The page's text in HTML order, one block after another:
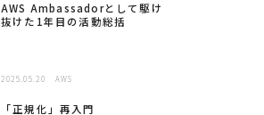
AWS Ambassadorとして駆け
抜けた1年目の活動総括
2025.05.20 AWS
「正規化」再入門